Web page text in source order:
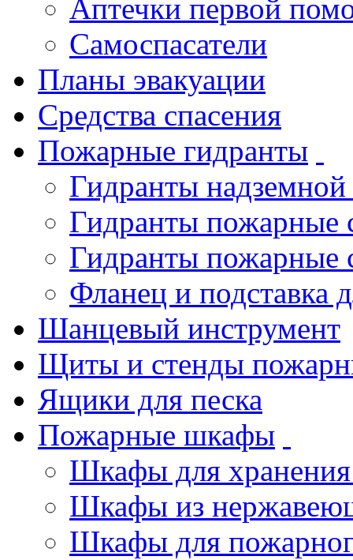
Аптечки первой
Самоспасатели
Планы эвакуации
Средства спасения
Пожарные гидранты
Гидранты
Гидранты пожарные
Гидранты пожарные
Фланец и подставка
Шанцевый инструмент
Щиты и стенды
Ящики для песка
Пожарные шкафы
Шкафы для хранения
Шкафы из
Шкафы для